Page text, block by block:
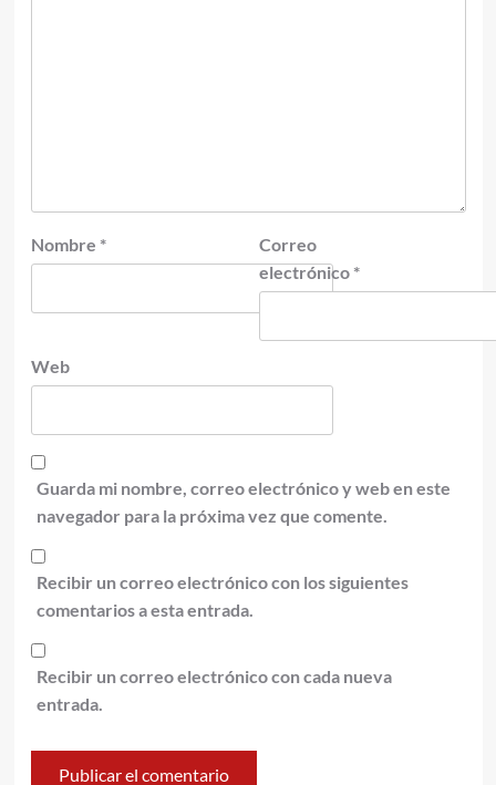
Nombre *
Correo
electrónico *
Web
Guarda mi nombre, correo electrónico y web en este
navegador para la próxima vez que comente.
Recibir un correo electrónico con los siguientes
comentarios a esta entrada.
Recibir un correo electrónico con cada nueva
entrada.